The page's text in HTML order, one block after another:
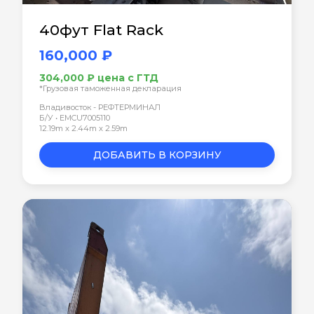
40фут Flat Rack
160,000 ₽
304,000 ₽ цена с ГТД
*Грузовая таможенная декларация
Владивосток - РЕФТЕРМИНАЛ
Б/У • EMCU7005110
12.19m x 2.44m x 2.59m
ДОБАВИТЬ В КОРЗИНУ